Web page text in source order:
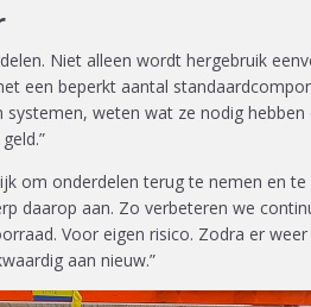
Niet alleen wordt hergebruik
een beperkt aantal
weten wat ze nodig
om onderdelen terug te nemen en te
daarop aan. Zo verbeteren we
Voor eigen risico. Zodra er
aan nieuw.”